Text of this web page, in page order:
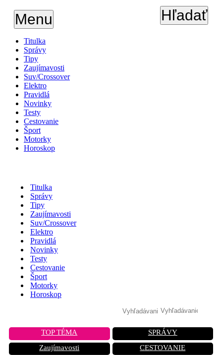
Menu Hľadať
Titulka
Správy
Tipy
Zaujímavosti
Suv/Crossover
Elektro
Pravidlá
Novinky
Testy
Cestovanie
Šport
Motorky
Horoskop
Titulka
Správy
Tipy
Zaujímavosti
Suv/Crossover
Elektro
Pravidlá
Novinky
Testy
Cestovanie
Šport
Motorky
Horoskop
TOP TÉMA
SPRÁVY
Zaujímavosti
CESTOVANIE